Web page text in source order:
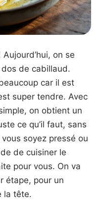
on se
de cabillaud.
car il est
super tendre. Avec
on obtient un
ce qu’il faut, sans
soyez pressé ou
de cuisiner le
pour vous. On va
étape, pour un
la tête.